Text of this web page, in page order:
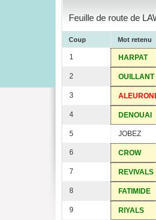
Feuille de route de
Coup Mot retenu
1 HARPAT
2 OUILLANT
3
4 DENOUAI
5 JOBEZ
6 CROW
7 REVIVALS
8 FATIMIDE
9 RIYALS